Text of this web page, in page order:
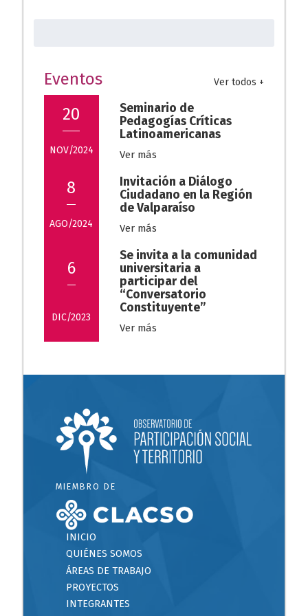
p
Eventos Ver todos +
20
NOV/2024
Seminario de
Pedagogías Críticas
Latinoamericanas
Ver más
8
AGO/2024
Invitación a Diálogo
Ciudadano en la Región
de Valparaíso
Ver más
6
DIC/2023
Se invita a la comunidad
universitaria a
participar del
“Conversatorio
Constituyente”
Ver más
MIEMBRO DE
INICIO
QUIÉNES SOMOS
ÁREAS DE TRABAJO
PROYECTOS
INTEGRANTES